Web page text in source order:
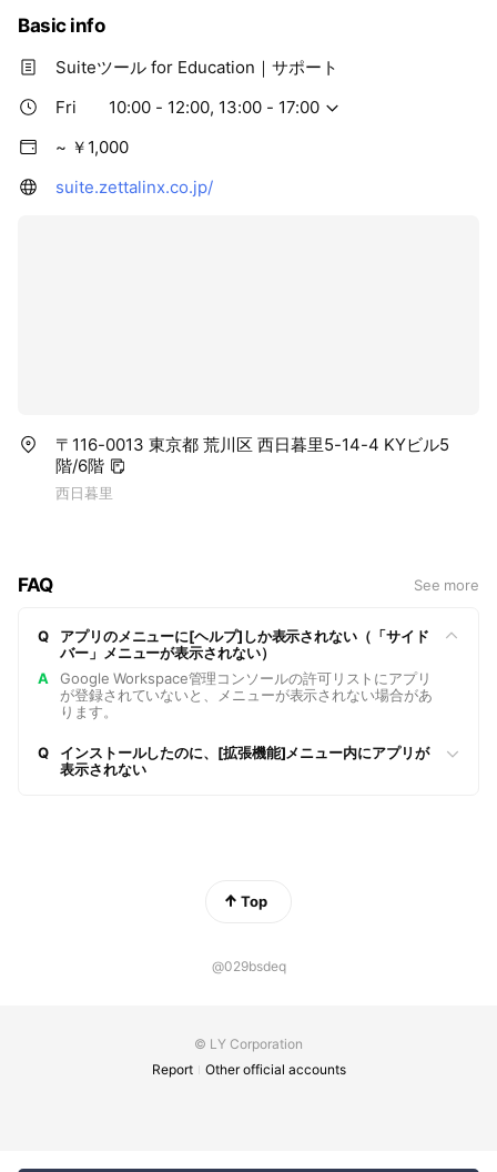
Basic info
Suiteツール for Education｜サポート
Fri
10:00 - 12:00, 13:00 - 17:00
~ ￥1,000
suite.zettalinx.co.jp/
〒116-0013 東京都 荒川区 西日暮里5-14-4 KYビル5
階/6階
西日暮里
FAQ See more
Q
アプリのメニューに[ヘルプ]しか表示されない（「サイド
バー」メニューが表示されない）
A
Google Workspace管理コンソールの許可リストにアプリ
が登録されていないと、メニューが表示されない場合があ
ります。
Q
インストールしたのに、[拡張機能]メニュー内にアプリが
表示されない
Top
@029bsdeq
© LY Corporation
Report
Other official accounts